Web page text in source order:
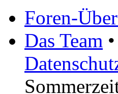
Foren-
Das Team •